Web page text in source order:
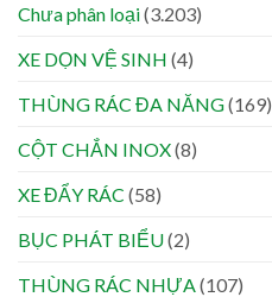
Chưa phân loại(3.203)
XE DỌN VỆ SINH (4)
THÙNG RÁC ĐA NĂNG(169)
CỘT CHẮN INOX(8)
XE ĐẨY RÁC (58)
BỤC PHÁT BIỂU(2)
THÙNG RÁC NHỰA (107)